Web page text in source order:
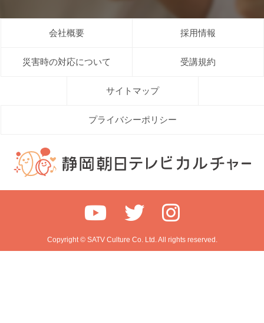
会社概要 採用情報
災害時の対応について 受講規約
サイトマップ
プライバシーポリシー
Copyright © SATV Culture Co. Ltd. All rights reserved.